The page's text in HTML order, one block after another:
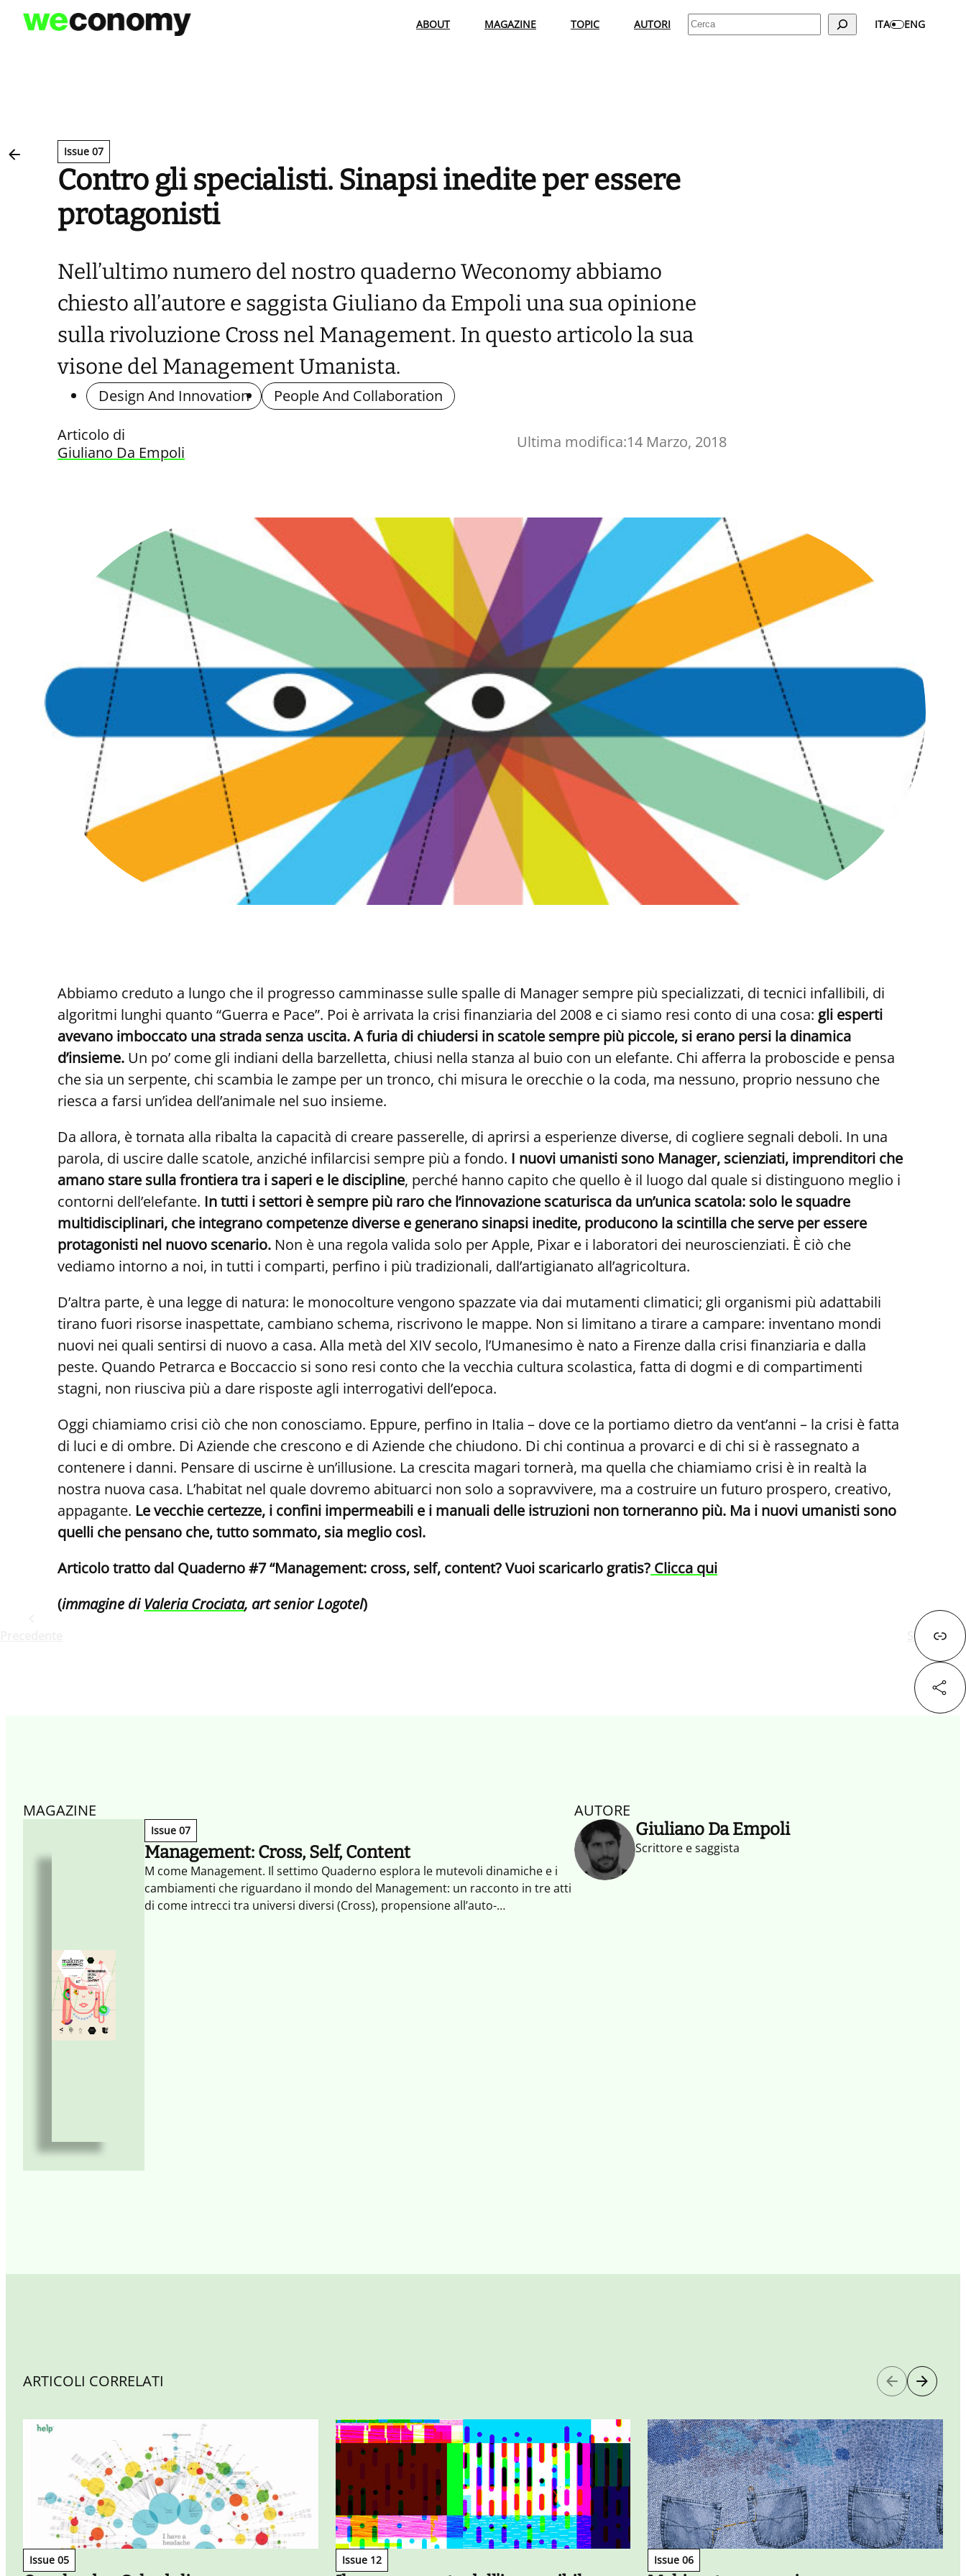
Vai
ABOUT MAGAZINE TOPIC AUTORI Cerca ITA ENG
Issue 07
Contro gli specialisti. Sinapsi inedite per essere
protagonisti
Nell’ultimo numero del nostro quaderno Weconomy abbiamo
chiesto all’autore e saggista Giuliano da Empoli una sua opinione
sulla rivoluzione Cross nel Management. In questo articolo la sua
visone del Management Umanista.
Design And Innovation
People And Collaboration
Articolo di
Giuliano Da Empoli
Ultima modifica:14 Marzo, 2018
Abbiamo creduto a lungo che il progresso camminasse sulle spalle di Manager sempre più specializzati, di tecnici infallibili, di
algoritmi lunghi quanto “Guerra e Pace”. Poi è arrivata la crisi finanziaria del 2008 e ci siamo resi conto di una cosa: gli esperti
avevano imboccato una strada senza uscita. A furia di chiudersi in scatole sempre più piccole, si erano persi la dinamica
d’insieme. Un po’ come gli indiani della barzelletta, chiusi nella stanza al buio con un elefante. Chi afferra la proboscide e pensa
che sia un serpente, chi scambia le zampe per un tronco, chi misura le orecchie o la coda, ma nessuno, proprio nessuno che
riesca a farsi un’idea dell’animale nel suo insieme.
Da allora, è tornata alla ribalta la capacità di creare passerelle, di aprirsi a esperienze diverse, di cogliere segnali deboli. In una
parola, di uscire dalle scatole, anziché infilarcisi sempre più a fondo. I nuovi umanisti sono Manager, scienziati, imprenditori che
amano stare sulla frontiera tra i saperi e le discipline, perché hanno capito che quello è il luogo dal quale si distinguono meglio i
contorni dell’elefante. In tutti i settori è sempre più raro che l’innovazione scaturisca da un’unica scatola: solo le squadre
multidisciplinari, che integrano competenze diverse e generano sinapsi inedite, producono la scintilla che serve per essere
protagonisti nel nuovo scenario. Non è una regola valida solo per Apple, Pixar e i laboratori dei neuroscienziati. È ciò che
vediamo intorno a noi, in tutti i comparti, perfino i più tradizionali, dall’artigianato all’agricoltura.
D’altra parte, è una legge di natura: le monocolture vengono spazzate via dai mutamenti climatici; gli organismi più adattabili
tirano fuori risorse inaspettate, cambiano schema, riscrivono le mappe. Non si limitano a tirare a campare: inventano mondi
nuovi nei quali sentirsi di nuovo a casa. Alla metà del XIV secolo, l’Umanesimo è nato a Firenze dalla crisi finanziaria e dalla
peste. Quando Petrarca e Boccaccio si sono resi conto che la vecchia cultura scolastica, fatta di dogmi e di compartimenti
stagni, non riusciva più a dare risposte agli interrogativi dell’epoca.
Oggi chiamiamo crisi ciò che non conosciamo. Eppure, perfino in Italia – dove ce la portiamo dietro da vent’anni – la crisi è fatta
di luci e di ombre. Di Aziende che crescono e di Aziende che chiudono. Di chi continua a provarci e di chi si è rassegnato a
contenere i danni. Pensare di uscirne è un’illusione. La crescita magari tornerà, ma quella che chiamiamo crisi è in realtà la
nostra nuova casa. L’habitat nel quale dovremo abituarci non solo a sopravvivere, ma a costruire un futuro prospero, creativo,
appagante. Le vecchie certezze, i confini impermeabili e i manuali delle istruzioni non torneranno più. Ma i nuovi umanisti sono
quelli che pensano che, tutto sommato, sia meglio così.
Articolo tratto dal Quaderno #7 “Management: cross, self, content? Vuoi scaricarlo gratis? Clicca qui
(immagine diValeria Crociata, art senior Logotel)
Successivo
MAGAZINE
Issue 07
Management: Cross, Self, Content
M come Management. Il settimo Quaderno esplora le mutevoli dinamiche e i
cambiamenti che riguardano il mondo del Management: un racconto in tre atti
di come intrecci tra universi diversi (Cross), propensione all’auto-
AUTORE
Giuliano Da Empoli
Scrittore e saggista
ARTICOLI CORRELATI
Issue 05 Issue 12 Issue 06